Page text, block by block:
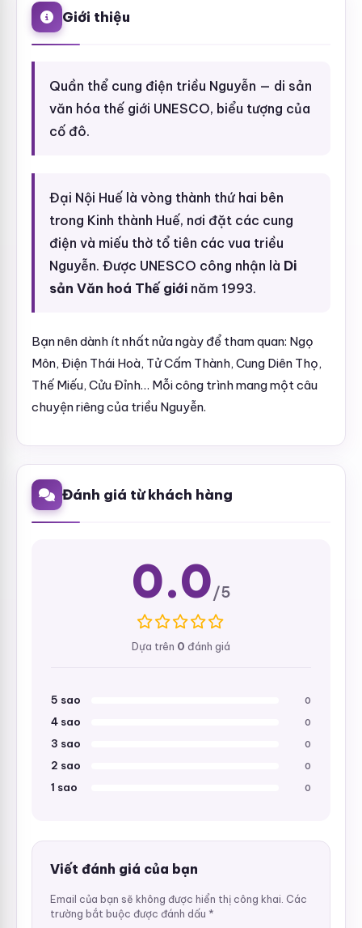
Giới thiệu
Quần thể cung điện triều Nguyễn — di sản
văn hóa thế giới UNESCO, biểu tượng của
cố đô.
Đại Nội Huế là vòng thành thứ hai bên
trong Kinh thành Huế, nơi đặt các cung
điện và miếu thờ tổ tiên các vua triều
Nguyễn. Được UNESCO công nhận là Di
sản Văn hoá Thế giới năm 1993.
Bạn nên dành ít nhất nửa ngày để tham quan: Ngọ
Môn, Điện Thái Hoà, Tử Cấm Thành, Cung Diên Thọ,
Thế Miếu, Cửu Đỉnh… Mỗi công trình mang một câu
chuyện riêng của triều Nguyễn.
Đánh giá từ khách hàng
0.0/5
Dựa trên 0 đánh giá
5 sao 0
4 sao 0
3 sao 0
2 sao 0
1 sao 0
Viết đánh giá của bạn
Email của bạn sẽ không được hiển thị công khai. Các
trường bắt buộc được đánh dấu *